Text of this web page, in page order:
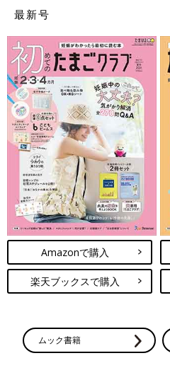
最新号
Amazonで購入
楽天ブックスで購入
ムック書籍